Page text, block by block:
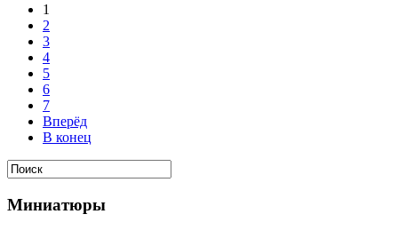
1
2
3
4
5
6
7
Вперёд
В конец
Миниатюры